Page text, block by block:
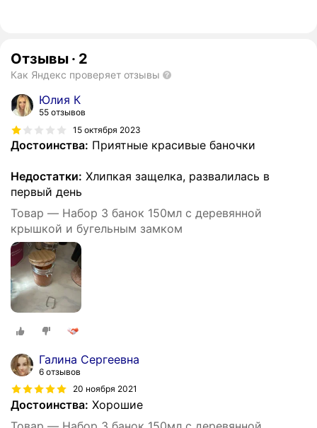
Отзывы · 2
Как Яндекс проверяет отзывы
Юлия К
55 отзывов
15 октября 2023
Достоинства: Приятные красивые баночки
Недостатки: Хлипкая защелка, развалилась в
первый день
Товар — Набор 3 банок 150мл с деревянной
крышкой и бугельным замком
Галина Сергеевна
6 отзывов
20 ноября 2021
Достоинства: Хорошие